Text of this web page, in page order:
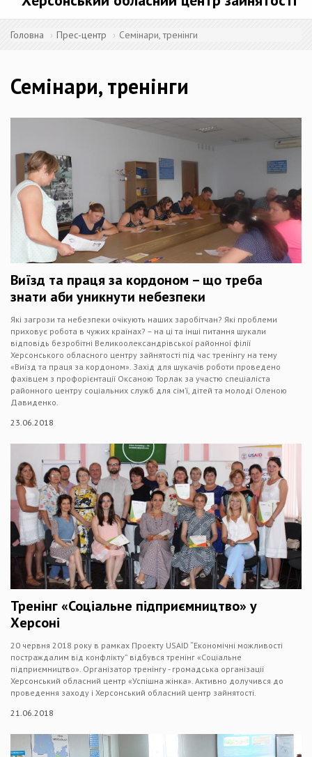
Головна Прес-центр Семінари, тренінги
Семінари, тренінги
Виїзд та праця за кордоном – що треба
знати аби уникнути небезпеки
Які загрози та небезпеки очікують наших заробітчан? Які проблеми
приховує робота в чужих країнах? – на ці та інші питання шукали
відповідь безробітні Великоолександрівської районної філії
Херсонського обласного центру зайнятості під час тренінгу на тему
«Виїзд та праця за кордоном». Захід для шукачів роботи проведено
фахівцем з профорієнтації Оксаною Торлак за участю спеціаліста
районного центру соціальних служб для сім’ї, дітей та молоді Оленою
Давиденко.
23.06.2018
Тренінг «Соціальне підприємництво» у
Херсоні
20 червня 2018 року в рамках Проекту USAID “Економічні можливості
постраждалим від конфлікту” відбувся тренінг «Соціальне
підприємництво». Організатор тренінгу - громадська організації
Херсонський обласний центр «Успішна жінка». Активно долучився до
проведення заходу і Херсонський обласний центр зайнятості.
21.06.2018